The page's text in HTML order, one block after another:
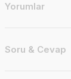
Yorumlar
Soru & Cevap